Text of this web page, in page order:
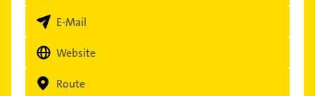
E-Mail
Website
Route